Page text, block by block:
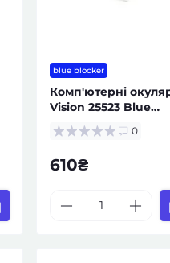
blue blocker
Комп'ютерні
Vision 25523 Blue
Blocker універсальні
0
610₴